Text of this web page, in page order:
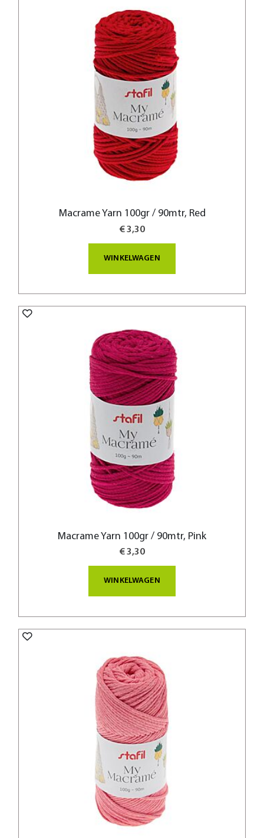
Macrame Yarn 100gr / 90mtr, Red
€ 3,30
WINKELWAGEN
Macrame Yarn 100gr / 90mtr, Pink
€ 3,30
WINKELWAGEN